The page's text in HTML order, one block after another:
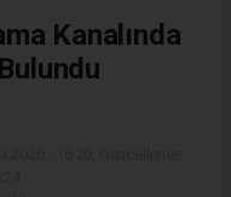
Kanalında